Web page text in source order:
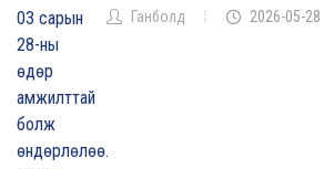
Ганболд 2026-05-28